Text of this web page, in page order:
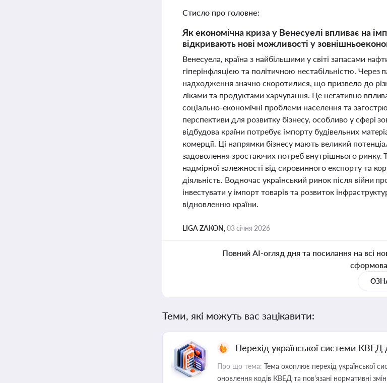
Стисло про головне:
Як економічна криза у Венесуелі впливає на
відкривають нові можливості у
Венесуела, країна з найбільшими у світі запасами
гіперінфляцією та політичною нестабільністю. Через
надходження значно скоротилися, що призвело до
ліками та продуктами харчування. Це негативно
соціально-економічні проблеми населення та
перспективи для розвитку бізнесу, особливо у сфері
відбудова країни потребує імпорту будівельних
комерції. Ці напрямки бізнесу мають великий
задоволення зростаючих потреб внутрішнього ринку.
надмірної залежності від сировинного експорту та
діяльність. Водночас український ринок після війни
інвестувати у імпорт товарів та розвиток
відновленню країни.
LIGA ZAKON,03 січня 2026
Повний AI-огляд дня та посилання на всі
Теми, які можуть вас зацікавити:
Перехід української системи КВЕД
Про що тема: Тема охоплює перехід української
оновлення кодів КВЕД та пов'язані нормативні